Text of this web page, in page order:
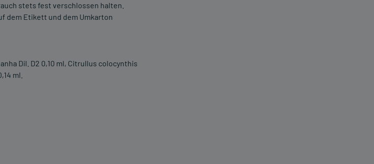
stets fest verschlossen halten.
dem Etikett und dem Umkarton
Dil. D2 0,10 ml, Citrullus colocynthis
ml.